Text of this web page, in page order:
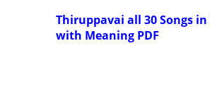
Thiruppavai all 30 Songs
with Meaning PDF